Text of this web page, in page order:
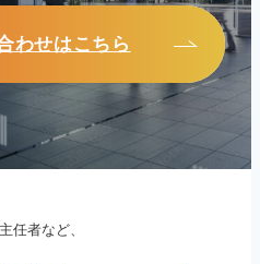
わせはこちら
任者など、